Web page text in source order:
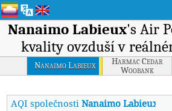
Nanaimo Labieux's Air
kvality ovzduší v
Nanaimo Labieux
Harmac Cedar
Woobank
AQI společnostiNanaimo Labieux